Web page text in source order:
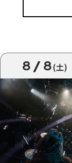
8/8(土)